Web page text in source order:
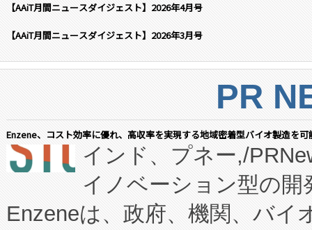
【AAiT月間ニュースダイジェスト】2026年4月号
【AAiT月間ニュースダイジェスト】2026年3月号
PR
Enzene、コスト効率に優れ、高収率を実現する地域密着型バイオ製造を
インド、プネー,/
イノベーション型の
Enzeneは、政府、機関、バイ